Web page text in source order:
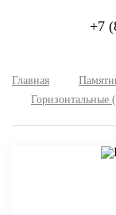
+7
Главная
Горизонтальные